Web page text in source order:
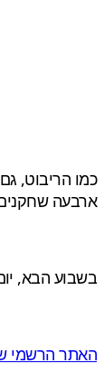
ארבעה
בשבוע הבא, יום שני 15.6, תוכלו לצפות בקטעי
האתר הרשמי